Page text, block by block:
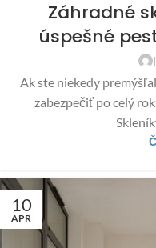
Záhradné
úspešné
Ak ste niekedy
zabezpečiť po celý
10
APR